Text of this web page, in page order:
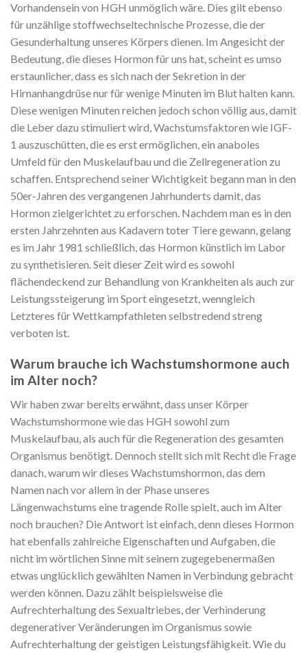
Vorhandensein von HGH unmöglich wäre. Dies gilt ebenso
für unzählige stoffwechseltechnische Prozesse, die der
Gesunderhaltung unseres Körpers dienen. Im Angesicht der
Bedeutung, die dieses Hormon für uns hat, scheint es umso
erstaunlicher, dass es sich nach der Sekretion in der
Hirnanhangdrüse nur für wenige Minuten im Blut halten kann.
Diese wenigen Minuten reichen jedoch schon völlig aus, damit
die Leber dazu stimuliert wird, Wachstumsfaktoren wie IGF-
1 auszuschütten, die es erst ermöglichen, ein anaboles
Umfeld für den Muskelaufbau und die Zellregeneration zu
schaffen. Entsprechend seiner Wichtigkeit begann man in den
50er-Jahren des vergangenen Jahrhunderts damit, das
Hormon zielgerichtet zu erforschen. Nachdem man es in den
ersten Jahrzehnten aus Kadavern toter Tiere gewann, gelang
es im Jahr 1981 schließlich, das Hormon künstlich im Labor
zu synthetisieren. Seit dieser Zeit wird es sowohl
flächendeckend zur Behandlung von Krankheiten als auch zur
Leistungssteigerung im Sport eingesetzt, wenngleich
Letzteres für Wettkampfathleten selbstredend streng
verboten ist.
Warum brauche ich Wachstumshormone auch
im Alter noch?
Wir haben zwar bereits erwähnt, dass unser Körper
Wachstumshormone wie das HGH sowohl zum
Muskelaufbau, als auch für die Regeneration des gesamten
Organismus benötigt. Dennoch stellt sich mit Recht die Frage
danach, warum wir dieses Wachstumshormon, das dem
Namen nach vor allem in der Phase unseres
Längenwachstums eine tragende Rolle spielt, auch im Alter
noch brauchen? Die Antwort ist einfach, denn dieses Hormon
hat ebenfalls zahlreiche Eigenschaften und Aufgaben, die
nicht im wörtlichen Sinne mit seinem zugegebenermaßen
etwas unglücklich gewählten Namen in Verbindung gebracht
werden können. Dazu zählt beispielsweise die
Aufrechterhaltung des Sexualtriebes, der Verhinderung
degenerativer Veränderungen im Organismus sowie
Aufrechterhaltung der geistigen Leistungsfähigkeit. Wie du